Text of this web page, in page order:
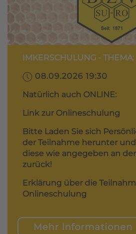
IMKERSCHULUNG - THEMA:
08.09.2026 19:30
Natürlich auch ONLINE:
Link zur Onlineschulung
Bitte Laden Sie sich
der Teilnahme herunter
diese wie angegeben an
zurück!
Erklärung über die
Onlineschulung
Mehr Informationen